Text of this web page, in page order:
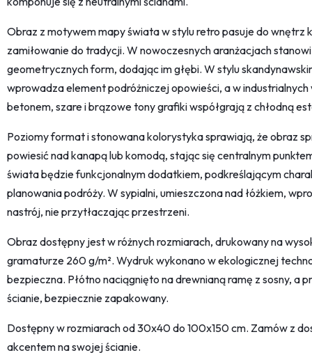
Obraz z motywem mapy świata w stylu retro pasuje do wnętrz
zamiłowanie do tradycji. W nowoczesnych aranżacjach
geometrycznych form, dodając im głębi. W stylu
wprowadza element podróżniczej opowieści, a w
betonem, szare i brązowe tony grafiki współgrają z chłodną
Poziomy format i stonowana kolorystyka sprawiają, że obraz
powiesić nad kanapą lub komodą, stając się centralnym
świata będzie funkcjonalnym dodatkiem, podkreślającym
planowania podróży. W sypialni, umieszczona nad łóżkiem,
nastrój, nie przytłaczając przestrzeni.
Obraz dostępny jest w różnych rozmiarach, drukowany na
gramaturze 260 g/m². Wydruk wykonano w ekologicznej
bezpieczna. Płótno naciągnięto na drewnianą ramę z sosny, a
ścianie, bezpiecznie zapakowany.
Dostępny w rozmiarach od 30x40 do 100x150 cm. Zamów z
akcentem na swojej ścianie.